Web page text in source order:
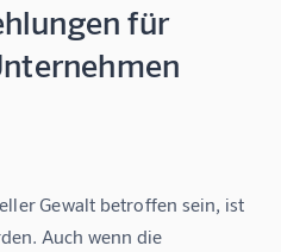
für
Gewalt betroffen sein, ist
Auch wenn die